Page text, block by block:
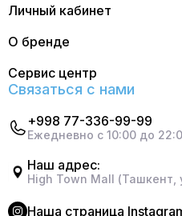
Личный кабинет
О бренде
Сервис центр
Связаться с нами
+998 77-336-99-99
Ежедневно с 10:00 до
Наш адрес:
High Town Mall (Ташкент,
Наша страница